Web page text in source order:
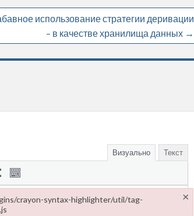
использование стратегии деривации
– в качестве хранилища данных →
Визуально Текст
crayon-syntax-highlighter/util/tag-
×